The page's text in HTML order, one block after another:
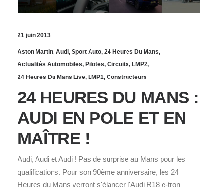
21 juin 2013
Aston Martin, Audi, Sport Auto, 24 Heures Du Mans,
Actualités Automobiles, Pilotes, Circuits, LMP2,
24 Heures Du Mans Live, LMP1, Constructeurs
24 HEURES DU MANS :
AUDI EN POLE ET EN
MAÎTRE !
Audi, Audi et Audi ! Pas de surprise au Mans pour les
qualifications. Pour son 90ème anniversaire, les 24
Heures du Mans verront s'élancer l'Audi R18 e-tron